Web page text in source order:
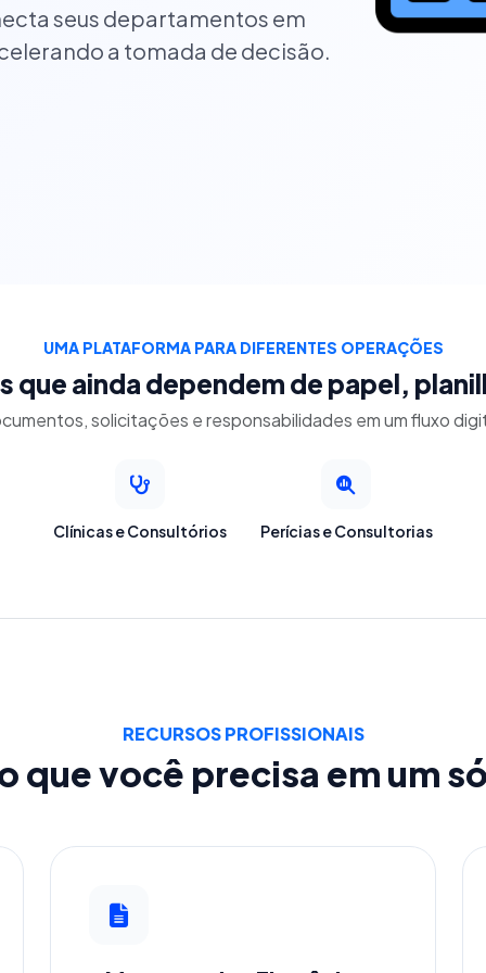
seus departamentos em
a tomada de decisão.
UMA PLATAFORMA PARA DIFERENTES OPERAÇÕES
que ainda dependem de papel,
solicitações e responsabilidades em um fluxo
Clínicas e Consultórios Perícias e Consultorias
RECURSOS PROFISSIONAIS
que você precisa em um